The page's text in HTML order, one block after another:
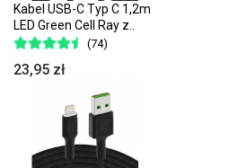
Kabel USB-C Typ C 1,2m
LED Green Cell Ray z..
(74)
23,95 zł